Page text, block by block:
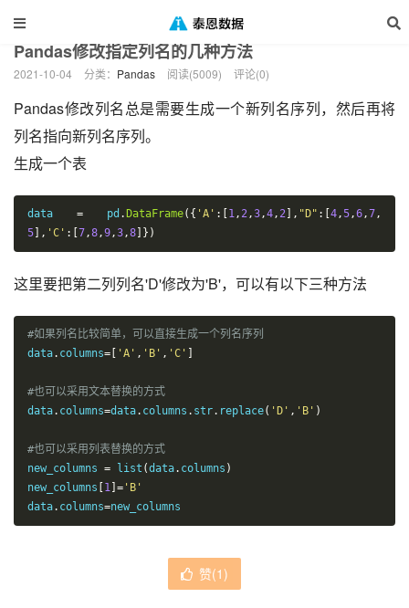
当前位置： > Pandas >正文
Pandas修改指定列名的几种方法
2021-10-04 分类： Pandas 阅读(5009) 评论(0)
Pandas修改列名总是需要生成一个新列名序列，然后再将
列名指向新列名序列。
生成一个表
data = pd . DataFrame({ 'A' :[ 1,2,3,4,2 ], "D" :[ 4,5,6,7,
5 ], 'C' :[ 7,8,9,3,8 ]})
这里要把第二列列名'D'修改为'B'，可以有以下三种方法
#如果列名比较简单，可以直接生成一个列名序列
data. columns=[ 'A' , 'B' , 'C'
#也可以采用文本替换的方式
data. columns=data. columns . str. replace( 'D' , 'B' )
#也可以采用列表替换的方式
new_columns = list (data. columns )
new_columns
1 ]= 'B'
data. columns=new_columns
赞(1)